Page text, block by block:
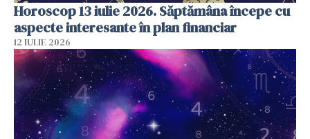
Horoscop 13 iulie 2026. Săptămâna începe cu
aspecte interesante în plan financiar
12 IULIE 2026